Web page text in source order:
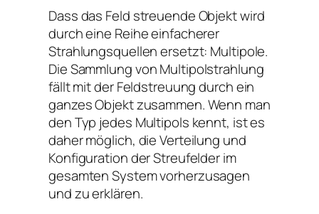
Dass das Feld streuende Objekt wird
durch eine Reihe einfacherer
Strahlungsquellen ersetzt: Multipole.
Die Sammlung von Multipolstrahlung
fällt mit der Feldstreuung durch ein
ganzes Objekt zusammen. Wenn man
den Typ jedes Multipols kennt, ist es
daher möglich, die Verteilung und
Konfiguration der Streufelder im
gesamten System vorherzusagen
und zu erklären.